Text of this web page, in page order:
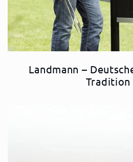
Landmann –
Tradition